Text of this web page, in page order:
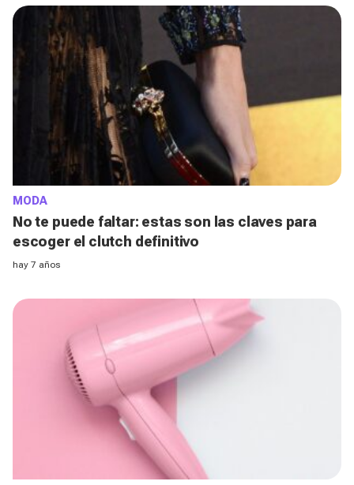
MODA
No te puede faltar: estas son las claves para
escoger el clutch definitivo
hay 7 años